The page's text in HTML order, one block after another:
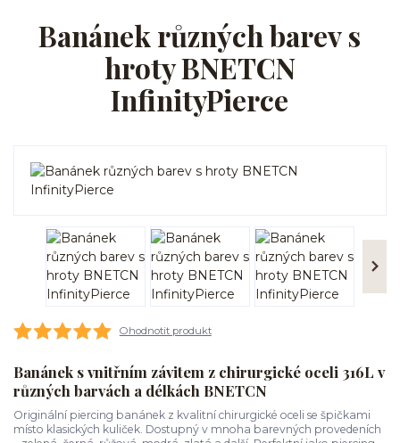
Banánek různých barev s
hroty BNETCN
InfinityPierce
Ohodnotit produkt
Banánek s vnitřním závitem z chirurgické oceli 316L v
různých barvách a délkách BNETCN
Originální piercing banánek z kvalitní chirurgické oceli se špičkami
místo klasických kuliček. Dostupný v mnoha barevných provedeních